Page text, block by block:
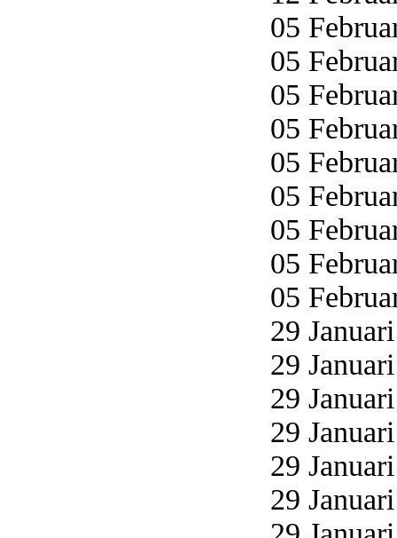
05
05
05
05
05
05
05
05
05
29
29
29
29
29
29